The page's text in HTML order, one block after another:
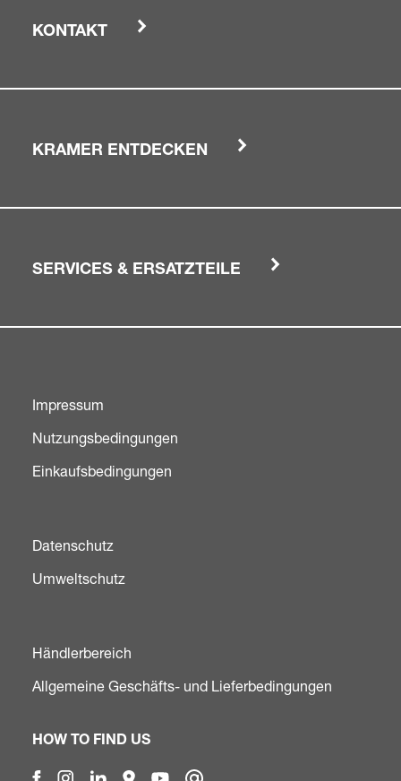
KONTAKT
KRAMER ENTDECKEN
SERVICES & ERSATZTEILE
Impressum
Nutzungsbedingungen
Einkaufsbedingungen
Datenschutz
Umweltschutz
Händlerbereich
Allgemeine Geschäfts- und Lieferbedingungen
HOW TO FIND US